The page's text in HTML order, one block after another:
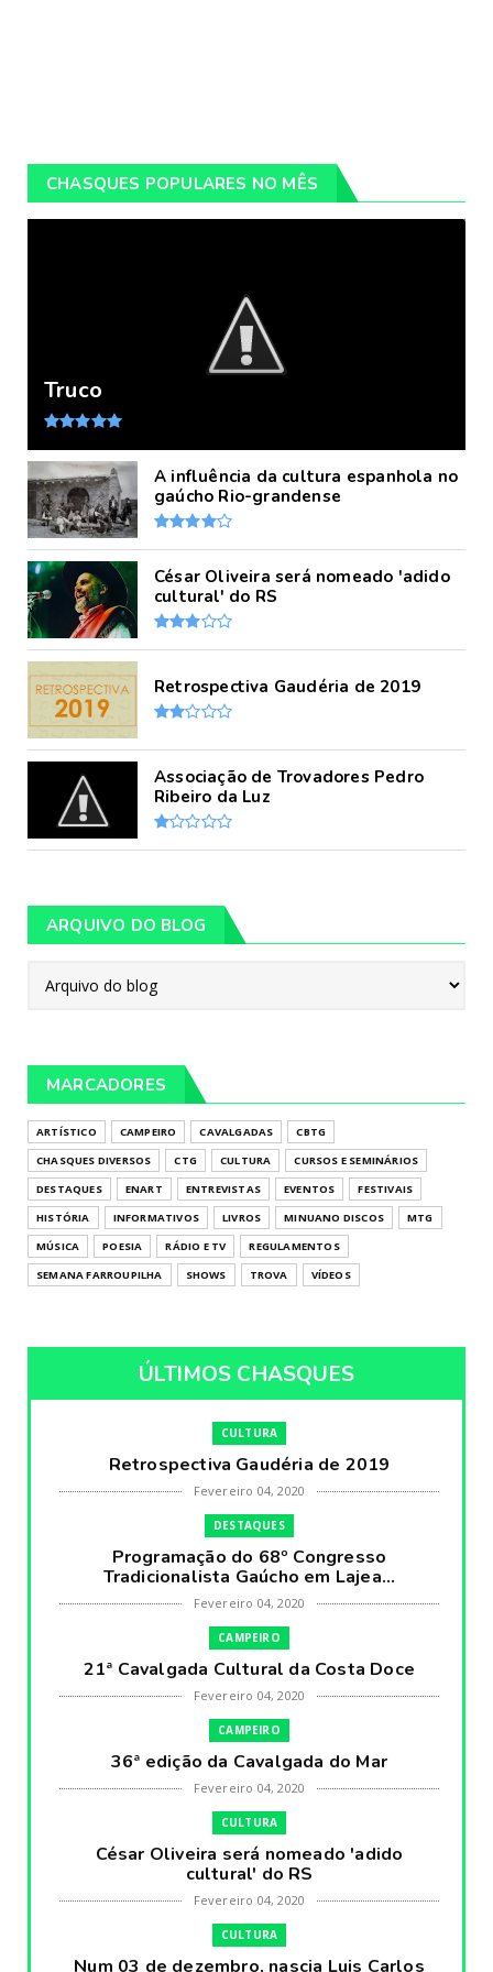
CHASQUES POPULARES NO MÊS
Truco
A influência da cultura espanhola no
gaúcho Rio-grandense
César Oliveira será nomeado 'adido
cultural' do RS
Retrospectiva Gaudéria de 2019
Associação de Trovadores Pedro
Ribeiro da Luz
ARQUIVO DO BLOG
MARCADORES
ARTÍSTICO CAMPEIRO CAVALGADAS
CBTG
CHASQUES DIVERSOS
CTG CULTURA
CURSOS E SEMINÁRIOS
DESTAQUES
ENART ENTREVISTAS EVENTOS
FESTIVAIS
HISTÓRIA
INFORMATIVOS LIVROS MINUANO DISCOS
MTG
MÚSICA
POESIA RÁDIO E TV
REGULAMENTOS
SEMANA FARROUPILHA
SHOWS TROVA VÍDEOS
ÚLTIMOS CHASQUES
CULTURA
Retrospectiva Gaudéria de 2019
Fevereiro 04, 2020
DESTAQUES
Programação do 68º Congresso
Tradicionalista Gaúcho em Lajea...
Fevereiro 04, 2020
CAMPEIRO
21ª Cavalgada Cultural da Costa Doce
Fevereiro 04, 2020
CAMPEIRO
36ª edição da Cavalgada do Mar
Fevereiro 04, 2020
CULTURA
César Oliveira será nomeado 'adido
cultural' do RS
Fevereiro 04, 2020
CULTURA
Num 03 de dezembro, nascia Luis Carlos